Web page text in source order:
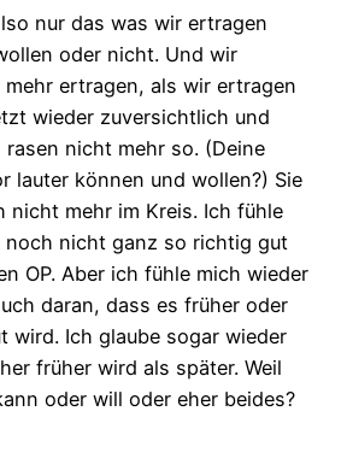
nur das was wir ertragen
oder nicht. Und wir
ertragen, als wir ertragen
wieder zuversichtlich und
rasen nicht mehr so. (Deine
lauter können und wollen?) Sie
nicht mehr im Kreis. Ich fühle
noch nicht ganz so richtig gut
OP. Aber ich fühle mich wieder
daran, dass es früher oder
wird. Ich glaube sogar wieder
früher wird als später. Weil
oder will oder eher beides?